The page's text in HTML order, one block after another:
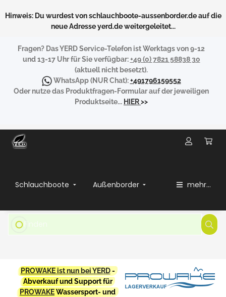
Hinweis: Du wurdest von schlauchboote-aussenborder.de auf die
neue Adresse yerd.de weitergeleitet...
Fragen? Das YERD Service-Telefon ist Werktags von 9-12
und 13-17 Uhr für Sie verfügbar:+49 (0) 7821 58838 30
(aktuell nicht besetzt).
WhatsApp(NUR Chat):+491796159552
Oder nutze das Produktfragen-Formular auf der jeweiligen
Produktseite... HIER>>
Schlauchboote Außenborder mehr...
PROWAKE ist nun bei YERD-
Abverkauf und Support für
PROWAKEWassersport- und